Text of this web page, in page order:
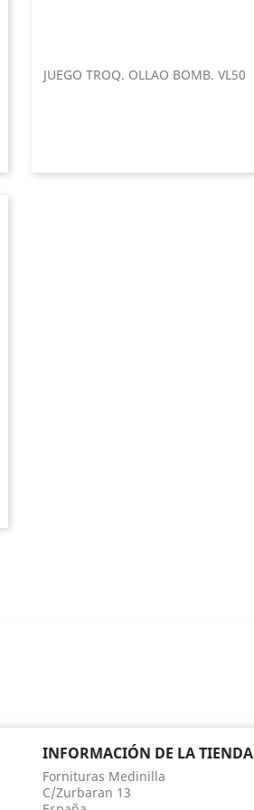
JUEGO TROQ. OLLAO BOMB. VL50
INFORMACIÓN DE LA TIENDA
Fornituras Medinilla
C/Zurbaran 13